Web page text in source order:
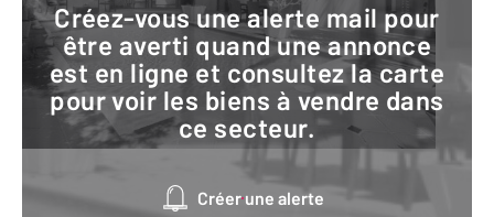
Créez-vous une alerte mail pour
être averti quand une annonce
est en ligne et consultez la carte
pour voir les biens à vendre dans
ce secteur.
Créer une alerte